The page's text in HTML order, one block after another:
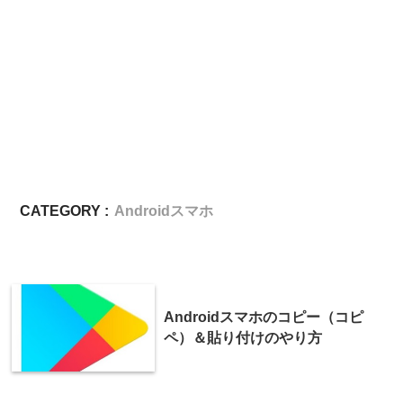
CATEGORY : Androidスマホ
Androidスマホのコピー（コピ
ペ）＆貼り付けのやり方